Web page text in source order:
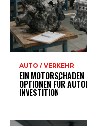
AUTO / VERKEHR
EIN
OPTIONEN FÜR
INVESTITION